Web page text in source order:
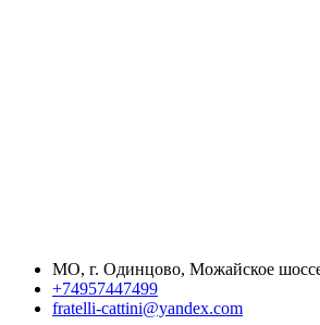
МО, г. Одинцово, Можайское
+74957447499
fratelli-cattini@yandex.com